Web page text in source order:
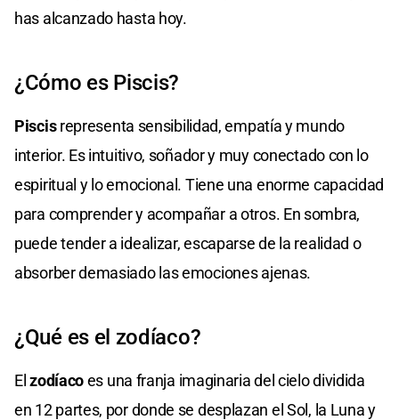
has alcanzado hasta hoy.
¿Cómo es Piscis?
Piscisrepresenta sensibilidad, empatía y mundo
interior. Es intuitivo, soñador y muy conectado con lo
espiritual y lo emocional. Tiene una enorme capacidad
para comprender y acompañar a otros. En sombra,
puede tender a idealizar, escaparse de la realidad o
absorber demasiado las emociones ajenas.
¿Qué es el zodíaco?
Elzodíacoes una franja imaginaria del cielo dividida
en 12 partes, por donde se desplazan el Sol, la Luna y